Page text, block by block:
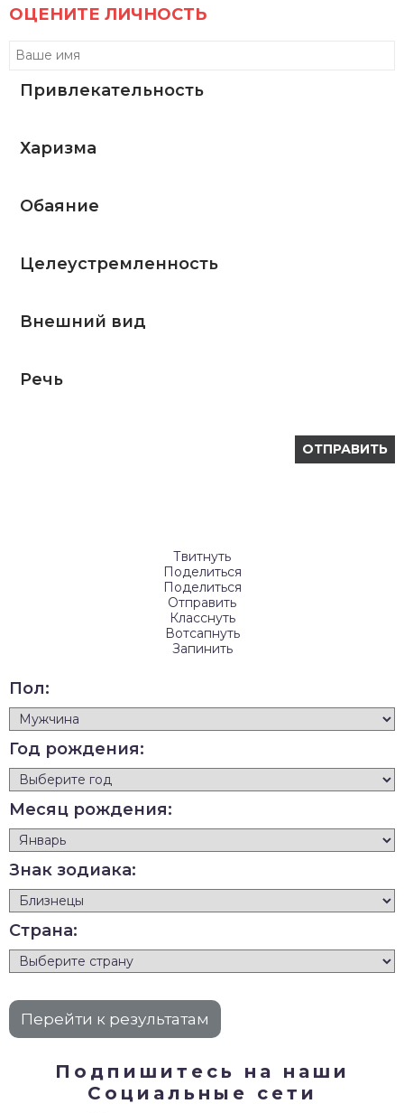
ОЦЕНИТЕ ЛИЧНОСТЬ
Привлекательность
Харизма
Обаяние
Целеустремленность
Внешний вид
Речь
Твитнуть
Поделиться
Поделиться
Отправить
Класснуть
Вотсапнуть
Запинить
Пол:
Год рождения:
Месяц рождения:
Знак зодиака:
Страна:
Подпишитесь на наши
Социальные сети